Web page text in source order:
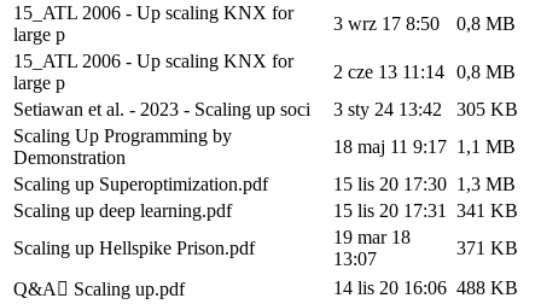
15_ATL 2006 - Up scaling KNX for
large p
3 wrz 17 8:50
0,8 MB
15_ATL 2006 - Up scaling KNX for
large p
2 cze 13 11:14 0,8 MB
Setiawan et al. - 2023 - Scaling up soci
3 sty 24 13:42
305 KB
Scaling Up Programming by
Demonstration
18 maj 11 9:17 1,1 MB
Scaling up Superoptimization.pdf
15 lis 20 17:30 1,3 MB
Scaling up deep learning.pdf
15 lis 20 17:31
341 KB
Scaling up Hellspike Prison.pdf
19 mar 18
13:07
371 KB
Q&A Scaling up.pdf
14 lis 20 16:06 488 KB